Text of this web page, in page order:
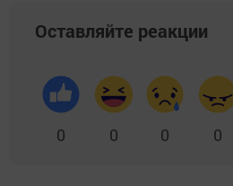
Оставляйте реакции
0 0 0 0